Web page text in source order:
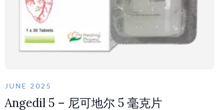
JUNE 2025
Angedil 5 – 尼可地尔 5 毫克片